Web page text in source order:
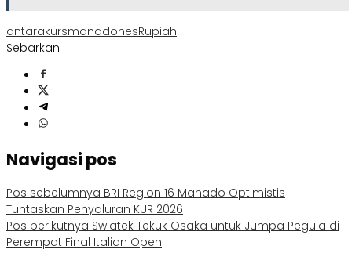
antarakursmanadonesRupiah
Sebarkan
Navigasi pos
Pos sebelumnya BRI Region 16 Manado Optimistis
Tuntaskan Penyaluran KUR 2026
Pos berikutnya Swiatek Tekuk Osaka untuk Jumpa Pegula di
Perempat Final Italian Open